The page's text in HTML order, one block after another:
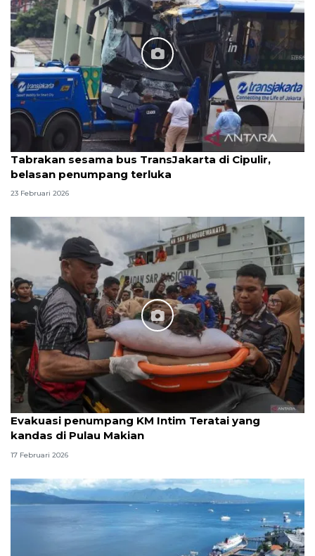
Tabrakan sesama bus TransJakarta di Cipulir,
belasan penumpang terluka
23 Februari 2026
Evakuasi penumpang KM Intim Teratai yang
kandas di Pulau Makian
17 Februari 2026